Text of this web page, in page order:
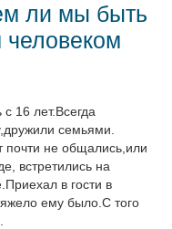
ли мы быть
16 лет.Всегда
семьями.
почти не общались,или
встретились на
в гости в
ему было.С того